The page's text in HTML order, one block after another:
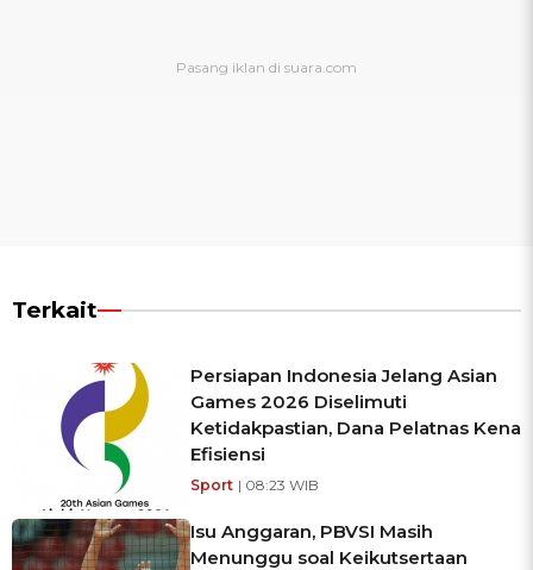
Terkait
Persiapan Indonesia Jelang Asian
Games 2026 Diselimuti
Ketidakpastian, Dana Pelatnas Kena
Efisiensi
Sport | 08:23 WIB
Isu Anggaran, PBVSI Masih
Menunggu soal Keikutsertaan